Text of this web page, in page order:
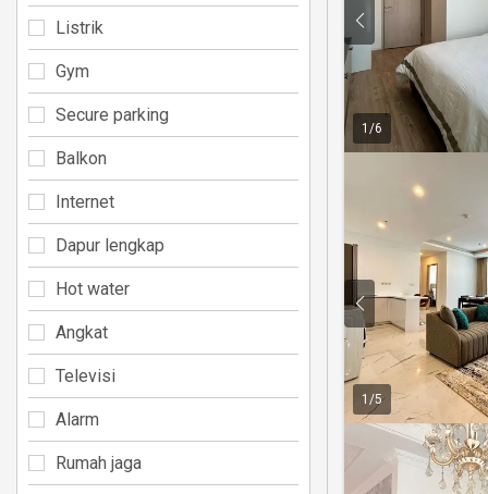
1 /6
1 /5
Listrik
Gym
Secure parking
Balkon
Internet
Dapur lengkap
Hot water
Angkat
Televisi
Alarm
Rumah jaga